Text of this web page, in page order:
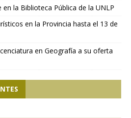
la Biblioteca Pública de la UNLP
en la Provincia hasta el 13 de
en Geografía a su oferta